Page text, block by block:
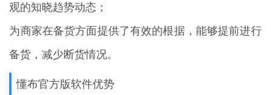
观的知晓趋势动态；
为商家在备货方面提供了有效的根据，能够提前进行
备货，减少断货情况。
懂布官方版软件优势